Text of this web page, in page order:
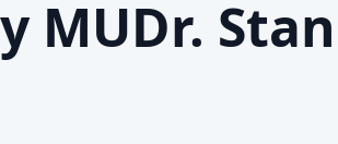
MUDr.